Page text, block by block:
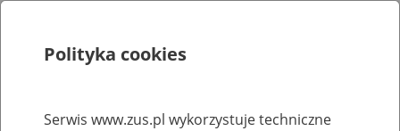
Polityka cookies
Serwis www.zus.pl wykorzystuje techniczne